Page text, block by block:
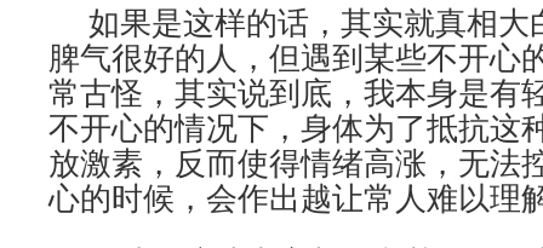
如果是这样的话，其实就真相大
脾气很好的人，但遇到某些不开心
常古怪，其实说到底，我本身是有
不开心的情况下，身体为了抵抗这
放激素，反而使得情绪高涨，无法
心的时候，会作出越让常人难以理